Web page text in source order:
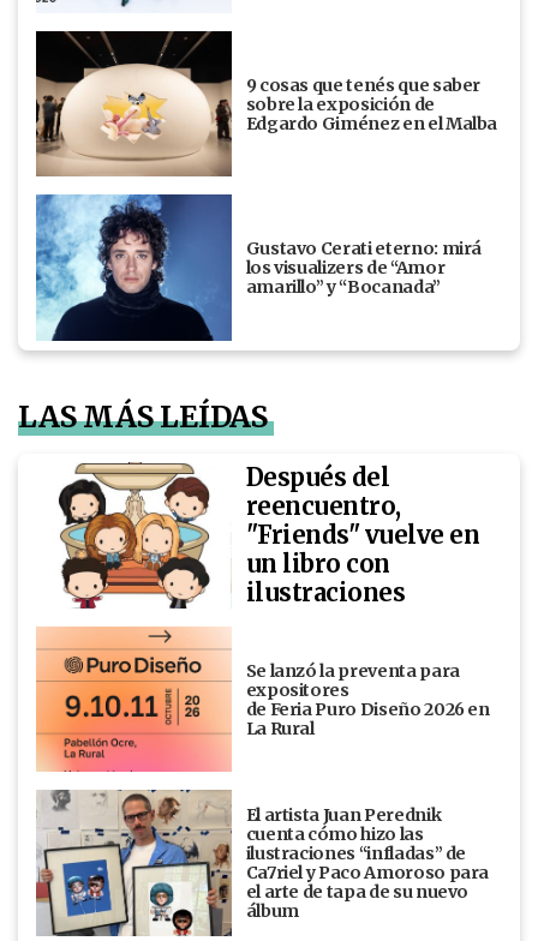
9 cosas que tenés que saber
sobre la exposición de
Edgardo Giménez en el Malba
Gustavo Cerati eterno: mirá
los visualizers de “Amor
amarillo” y “Bocanada”
LAS MÁS LEÍDAS
Después del
reencuentro,
"Friends" vuelve en
un libro con
ilustraciones
Se lanzó la preventa para
expositores
de Feria Puro Diseño 2026 en
La Rural
El artista Juan Perednik
cuenta cómo hizo las
ilustraciones “infladas” de
Ca7riel y Paco Amoroso para
el arte de tapa de su nuevo
álbum